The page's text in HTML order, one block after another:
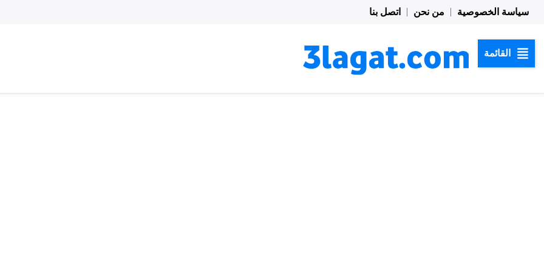
المحتوى
سياسة الخصوصية من نحن اتصل بنا
القائمة